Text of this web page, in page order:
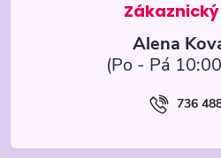
Alena
736